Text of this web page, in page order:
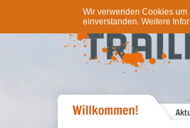
Wir verwenden Cookies
einverstanden. Weitere